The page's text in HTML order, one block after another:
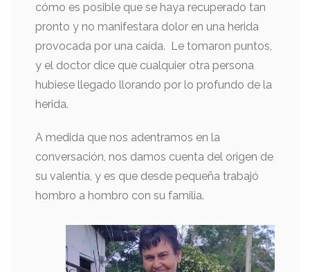
cómo es posible que se haya recuperado tan
pronto y no manifestara dolor en una herida
provocada por una caída. Le tomaron puntos,
y el doctor dice que cualquier otra persona
hubiese llegado llorando por lo profundo de la
herida.
A medida que nos adentramos en la
conversación, nos damos cuenta del origen de
su valentía, y es que desde pequeña trabajó
hombro a hombro con su familia.